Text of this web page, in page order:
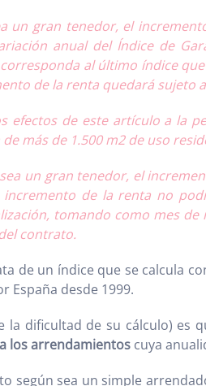
un gran tenedor, el
anual del Índice de
al último índice
de la renta quedará sujeto
efectos de este artículo a la
más de 1.500 m2 de uso
un gran tenedor, el
de la renta no
tomando como mes
contrato.
de un índice que se calcula
España desde 1999.
la dificultad de su cálculo)
los arrendamientos cuya
según sea un simple